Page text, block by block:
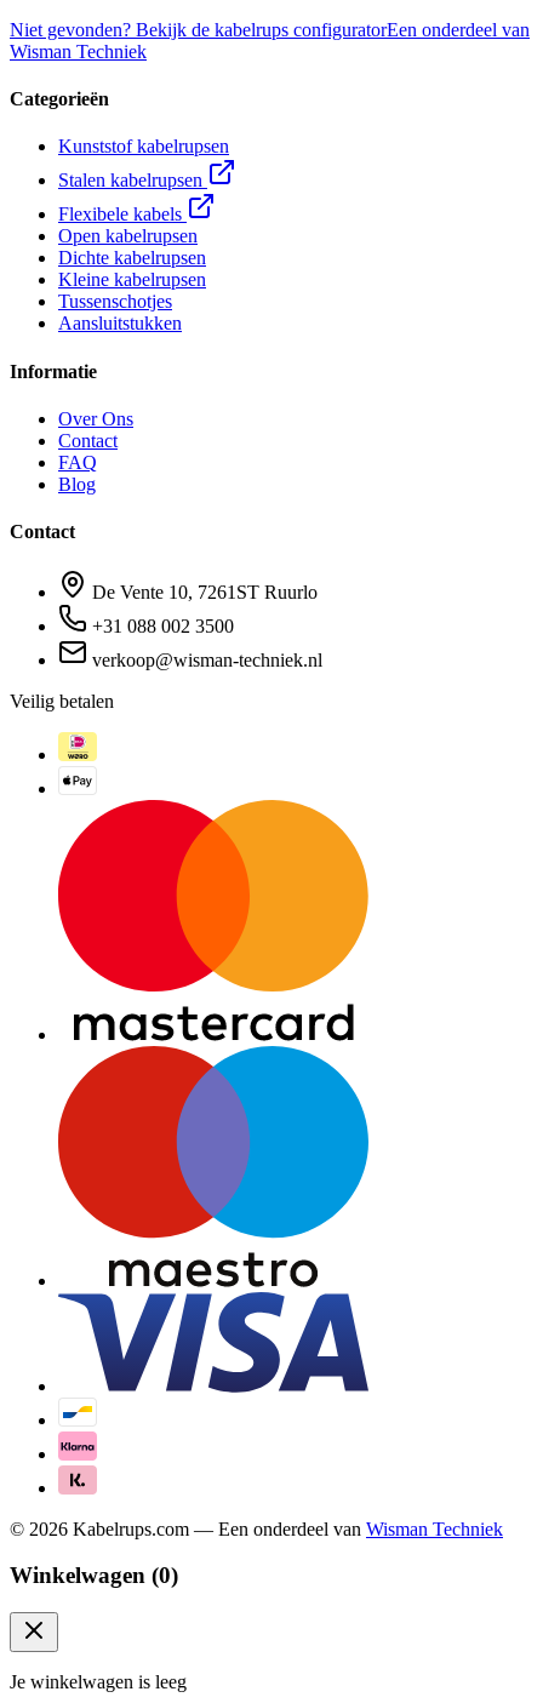
Niet gevonden? Bekijk de kabelrups configuratorEen onderdeel van
Wisman Techniek
Categorieën
Kunststof kabelrupsen
Stalen kabelrupsen
Flexibele kabels
Open kabelrupsen
Dichte kabelrupsen
Kleine kabelrupsen
Tussenschotjes
Aansluitstukken
Informatie
Over Ons
Contact
FAQ
Blog
Contact
De Vente 10, 7261ST Ruurlo
+31 088 002 3500
verkoop@wisman-techniek.nl
Veilig betalen
© 2026 Kabelrups.com — Een onderdeel van Wisman Techniek
Winkelwagen (0)
Je winkelwagen is leeg